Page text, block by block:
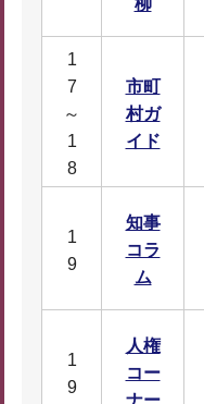
柳
1
7
～
1
8
市町
村ガ
イド
1
9
知事
コラ
ム
1
9
人権
コー
ナー